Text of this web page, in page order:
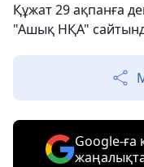
Құжат 29 ақпанға
"Ашық НҚА"
Google-ға